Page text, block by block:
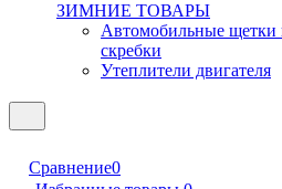
ЗИМНИЕ ТОВАРЫ
Автомобильные щетки
скребки
Утеплители двигателя
Сравнение0